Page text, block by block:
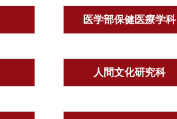
医学部保健医療学科
人間文化研究科